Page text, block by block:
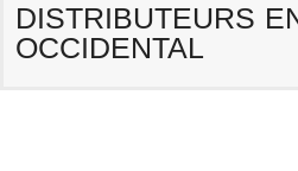
DISTRIBUTEURS
OCCIDENTAL